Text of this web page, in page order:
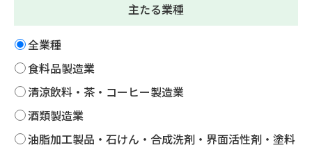
主たる業種
全業種
食料品製造業
清涼飲料・茶・コーヒー製造業
酒類製造業
油脂加工製品・石けん・合成洗剤・界面活性剤・塗料